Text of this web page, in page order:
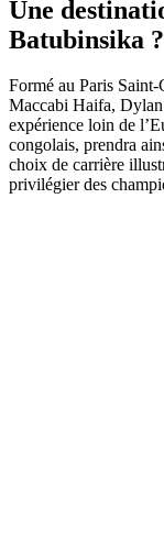
Une
Batubinsika ?
Formé au Paris
Maccabi Haifa, Dylan
expérience loin de
congolais, prendra
choix de carrière
privilégier des